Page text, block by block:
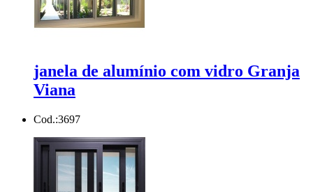
janela de alumínio com vidro Granja
Viana
Cod.:3697